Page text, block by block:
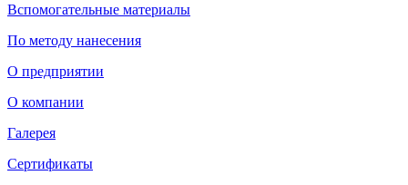
Вспомогательные материалы
По методу нанесения
О предприятии
О компании
Галерея
Сертификаты